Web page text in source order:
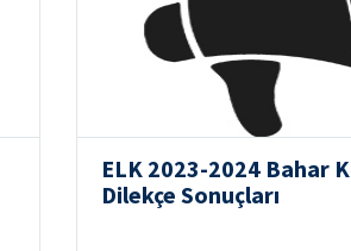
ELK 2023-2024 Bahar
Dilekçe Sonuçları